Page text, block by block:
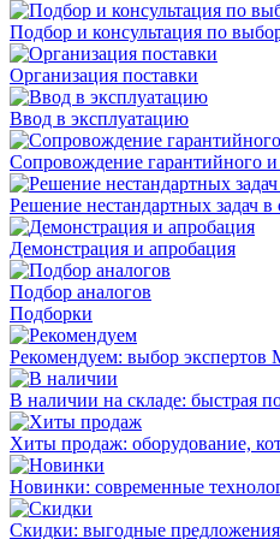
Подбор и консультация по
Организация поставки
Ввод в эксплуатацию
Сопровождение гарантийного
Решение нестандартных задач
Демонстрация и апробация
Подбор аналогов
Подборки
Рекомендуем: выбор экспертов
В наличии на складе: быстрая
Хиты продаж: оборудование,
Новинки: современные
Скидки: выгодные предложения